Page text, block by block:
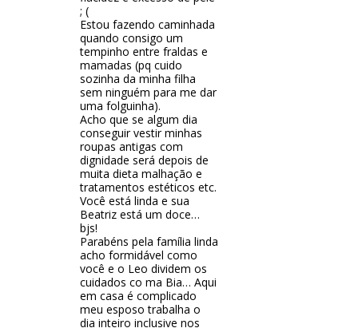
; (
Estou fazendo caminhada
quando consigo um
tempinho entre fraldas e
mamadas (pq cuido
sozinha da minha filha
sem ninguém para me dar
uma folguinha).
Acho que se algum dia
conseguir vestir minhas
roupas antigas com
dignidade será depois de
muita dieta malhação e
tratamentos estéticos etc.
Você está linda e sua
Beatriz está um doce…
bjs!
Parabéns pela família linda
acho formidável como
você e o Leo dividem os
cuidados co ma Bia… Aqui
em casa é complicado
meu esposo trabalha o
dia inteiro inclusive nos